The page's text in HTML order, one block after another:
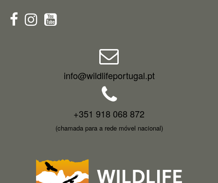
info@wildlifeportugal.pt
+351 918 068 872
(chamada para a rede móvel nacional)